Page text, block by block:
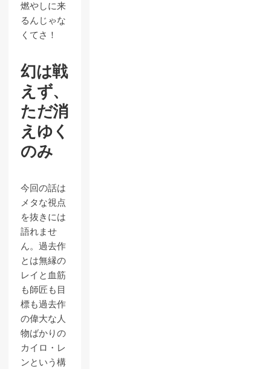
燃やしに来
るんじゃな
くてさ！
幻は戦
えず、
ただ消
えゆく
のみ
今回の話は
メタな視点
を抜きには
語れませ
ん。過去作
とは無縁の
レイと血筋
も師匠も目
標も過去作
の偉大な人
物ばかりの
カイロ・レ
ンという構